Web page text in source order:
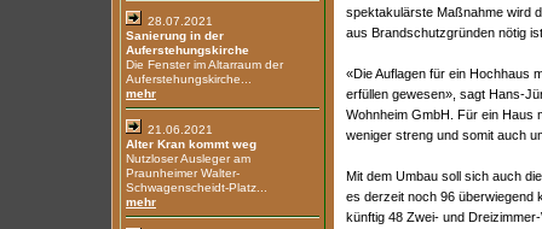
28.07.2021
Sanierung in der
Auferstehungskirche
Die Fenster im Altarraum der
Auferstehungskirche...
mehr
21.06.2021
Alter Kran kommt weg
Nutzloser Ausleger am
Praunheimer Walter-
Schwagenscheidt-Platz...
mehr
spektakulärste Maßnahme wird
aus Brandschutzgründen nötig
«Die Auflagen für ein Hochhaus
erfüllen gewesen», sagt Hans-
Wohnheim GmbH. Für ein Haus
weniger streng und somit auch
Mit dem Umbau soll sich auch
es derzeit noch 96 überwiegend
künftig 48 Zwei- und